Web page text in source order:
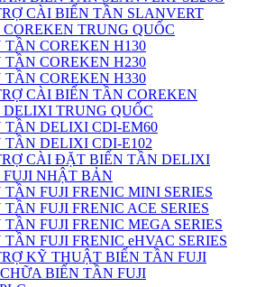
CÀI BIẾN TẦN SLANVERT
TRUNG QUỐC
TẦN COREKEN H130
TẦN COREKEN H230
TẦN COREKEN H330
CÀI BIẾN TẦN COREKEN
TRUNG QUỐC
TẦN DELIXI CDI-EM60
TẦN DELIXI CDI-E102
CÀI ĐẶT BIẾN TẦN DELIXI
NHẬT BẢN
TẦN FUJI FRENIC MINI SERIES
TẦN FUJI FRENIC ACE SERIES
TẦN FUJI FRENIC MEGA SERIES
TẦN FUJI FRENIC eHVAC SERIES
KỸ THUẬT BIẾN TẦN FUJI
BIẾN TẦN FUJI